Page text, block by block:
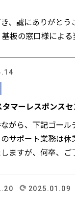
場御礼】会
、誠にありがと
基板の窓口様によ
マーレスポンス
がら、下記ゴール
サポート業務は
ますが、何卒、
2025.01.09